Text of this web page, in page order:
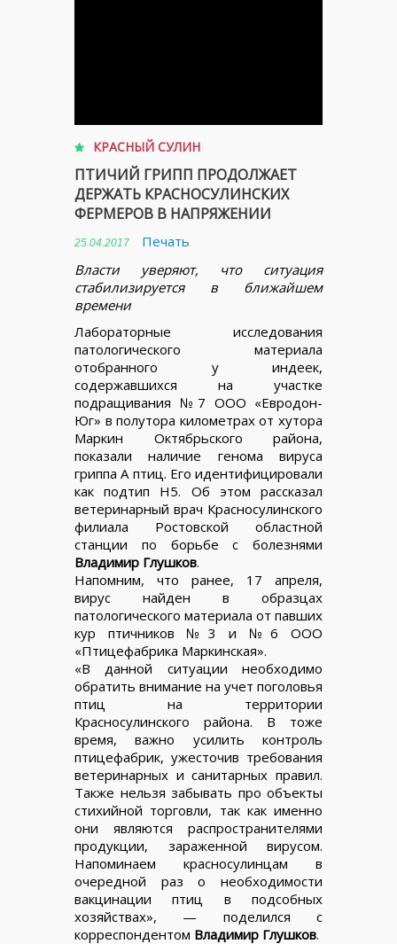
КРАСНЫЙ СУЛИН
ПТИЧИЙ ГРИПП ПРОДОЛЖАЕТ
ДЕРЖАТЬ КРАСНОСУЛИНСКИХ
ФЕРМЕРОВ В НАПРЯЖЕНИИ
25.04.2017
Печать
Власти уверяют, что ситуация
стабилизируется в ближайшем
времени
Лабораторные исследования
патологического материала
отобранного у индеек,
содержавшихся на участке
подращивания №7 ООО «Евродон-
Юг» в полутора километрах от хутора
Маркин Октябрьского района,
показали наличие генома вируса
гриппа А птиц. Его идентифицировали
как подтип Н5. Об этом рассказал
ветеринарный врач Красносулинского
филиала Ростовской областной
станции по борьбе с болезнями
Владимир Глушков.
Напомним, что ранее, 17 апреля,
вирус найден в образцах
патологического материала от павших
кур птичников №3 и №6 ООО
«Птицефабрика Маркинская».
«В данной ситуации необходимо
обратить внимание на учет поголовья
птиц на территории
Красносулинского района. В тоже
время, важно усилить контроль
птицефабрик, ужесточив требования
ветеринарных и санитарных правил.
Также нельзя забывать про объекты
стихийной торговли, так как именно
они являются распространителями
продукции, зараженной вирусом.
Напоминаем красносулинцам в
очередной раз о необходимости
вакцинации птиц в подсобных
хозяйствах», — поделился с
корреспондентом Владимир Глушков.